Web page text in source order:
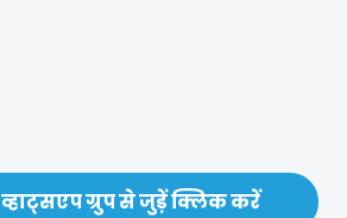
व्हाट्सएप ग्रुप से जुड़ें क्लिक करें